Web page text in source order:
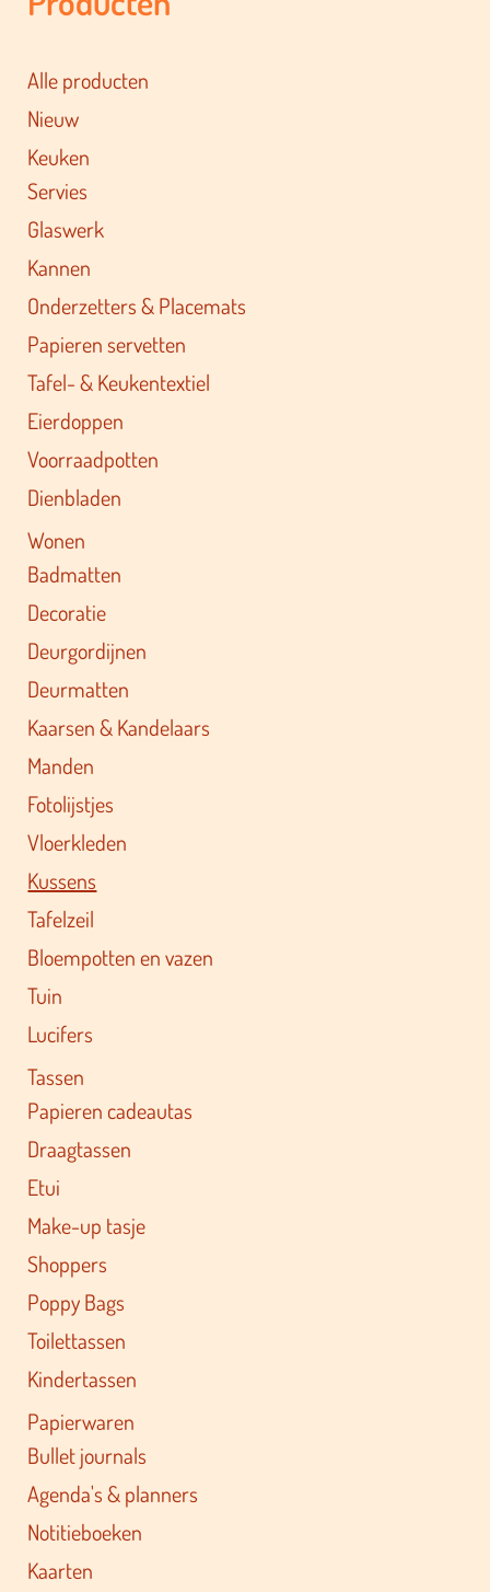
Alle producten
Nieuw
Keuken
Servies
Glaswerk
Kannen
Onderzetters & Placemats
Papieren servetten
Tafel- & Keukentextiel
Eierdoppen
Voorraadpotten
Dienbladen
Wonen
Badmatten
Decoratie
Deurgordijnen
Deurmatten
Kaarsen & Kandelaars
Manden
Fotolijstjes
Vloerkleden
Kussens
Tafelzeil
Bloempotten en vazen
Tuin
Lucifers
Tassen
Papieren cadeautas
Draagtassen
Etui
Make-up tasje
Shoppers
Poppy Bags
Toilettassen
Kindertassen
Papierwaren
Bullet journals
Agenda's & planners
Notitieboeken
Kaarten